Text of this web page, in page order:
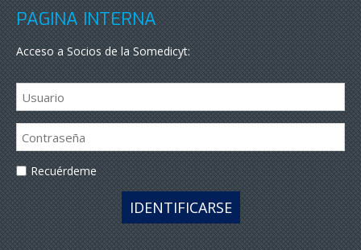
PÁGINA INTERNA
Acceso a Socios de la Somedicyt:
Recuérdeme
IDENTIFICARSE